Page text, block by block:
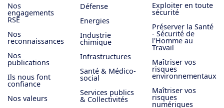
Nos
engagements
RSE
Nos
reconnaissances
Nos
publications
Ils nous font
confiance
Nos valeurs
Défense
Energies
Industrie
chimique
Infrastructures
Santé & Médico-
social
Services publics
& Collectivités
Exploiter en toute
sécurité
Préserver la Santé
- Sécurité de
l'Homme au
Travail
Maîtriser vos
risques
environnementaux
Maîtriser vos
risques
numériques